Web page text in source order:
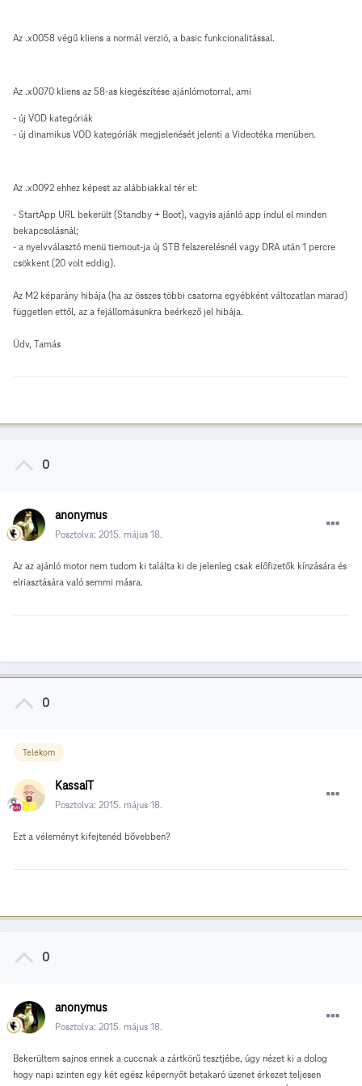
Az .x0058 végű kliens a normál verzió, a basic funkcionalitással.
Az .x0070 kliens az 58-as kiegészítése ajánlómotorral, ami
- új VOD kategóriák
- új dinamikus VOD kategóriák megjelenését jelenti a Videotéka menüben.
Az .x0092 ehhez képest az alábbiakkal tér el:
- StartApp URL bekerült (Standby + Boot), vagyis ajánló app indul el minden
bekapcsolásnál;
- a nyelvválasztó menü tiemout-ja új STB felszerelésnél vagy DRA után 1 percre
csökkent (20 volt eddig).
Az M2 képarány hibája (ha az összes többi csatorna egyébként változatlan marad)
független ettől, az a fejállomásunkra beérkező jel hibája.
Üdv, Tamás
0
anonymus
Posztolva: 2015. május 18.
Az az ajánló motor nem tudom ki találta ki de jelenleg csak előfizetők kínzására és
elriasztására való semmi másra.
0
Telekom
KassaiT
Posztolva: 2015. május 18.
Ezt a véleményt kifejtenéd bővebben?
0
anonymus
Posztolva: 2015. május 18.
Bekerültem sajnos ennek a cuccnak a zártkörű tesztjébe, úgy nézet ki a dolog
hogy napi szinten egy két egész képernyőt betakaró üzenet érkezet teljesen